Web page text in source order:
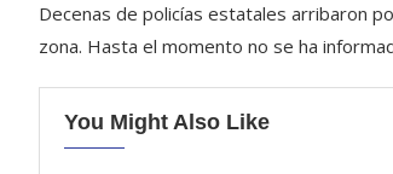
Decenas de policías estatales arribaron
zona. Hasta el momento no se ha
You Might Also Like